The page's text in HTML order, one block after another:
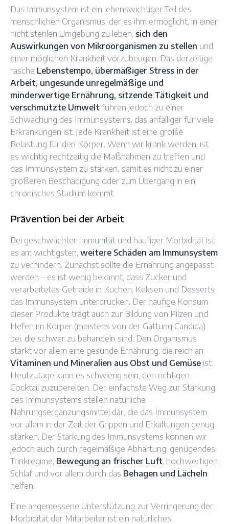
Das Immunsystem ist ein lebenswichtiger Teil des
menschlichen Organismus, der es ihm ermöglicht, in einer
nicht sterilen Umgebung zu leben, sich den
Auswirkungen von Mikroorganismen zu stellen und
einer möglichen Krankheit vorzubeugen. Das derzeitige
rasche Lebenstempo, übermäßiger Stress in der
Arbeit, ungesunde unregelmäßige und
minderwertige Ernährung, sitzende Tätigkeit und
verschmutzte Umwelt führen jedoch zu einer
Schwächung des Immunsystems, das anfälliger für viele
Erkrankungen ist. Jede Krankheit ist eine große
Belastung für den Körper. Wenn wir krank werden, ist
es wichtig rechtzeitig die Maßnahmen zu treffen und
das Immunsystem zu stärken, damit es nicht zu einer
größeren Beschädigung oder zum Übergang in ein
chronisches Stadium kommt.
Prävention bei der Arbeit
Bei geschwächter Immunität und häufiger Morbidität ist
es am wichtigsten, weitere Schäden am Immunsystem
zu verhindern. Zunächst sollte die Ernährung angepasst
werden – es ist wenig bekannt, dass Zucker und
verarbeitetes Getreide in Kuchen, Keksen und Desserts
das Immunsystem unterdrücken. Der häufige Konsum
dieser Produkte trägt auch zur Bildung von Pilzen und
Hefen im Körper (meistens von der Gattung Candida)
bei, die schwer zu behandeln sind. Den Organismus
stärkt vor allem eine gesunde Ernährung, die reich an
Vitaminen und Mineralien aus Obst und Gemüse ist.
Heutzutage kann es schwierig sein, den richtigen
Cocktail zuzubereiten. Der einfachste Weg zur Stärkung
des Immunsystems stellen natürliche
Nahrungsergänzungsmittel dar, die das Immunsystem
vor allem in der Zeit der Grippen und Erkältungen genug
stärken. Der Stärkung des Immunsystems können wir
jedoch auch durch regelmäßige Abhärtung, genügendes
Trinkregime, Bewegung an frischer Luft, hochwertigen
Schlaf und vor allem durch das Behagen und Lächeln
helfen.
Eine angemessene Unterstützung zur Verringerung der
Morbidität der Mitarbeiter ist ein natürliches